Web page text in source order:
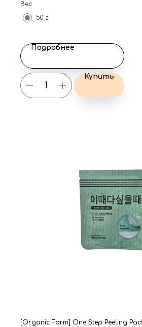
Вес
50 г
Подробнее
Купить
[Organic Farm] One Step Peeling Pad